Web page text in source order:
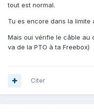
tout est normal.
Tu es encore dans la
Mais oui vérifie le câble
va de la PTO à ta Freebox)
Citer